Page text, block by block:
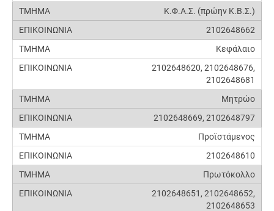
Κ.Φ.Α.Σ. (πρώην Κ.Β.Σ.)
2102648662
Κεφάλαιο
2102648620, 2102648676,
2102648681
Μητρώο
2102648669, 2102648797
Προϊστάμενος
2102648610
Πρωτόκολλο
2102648651, 2102648652,
2102648653